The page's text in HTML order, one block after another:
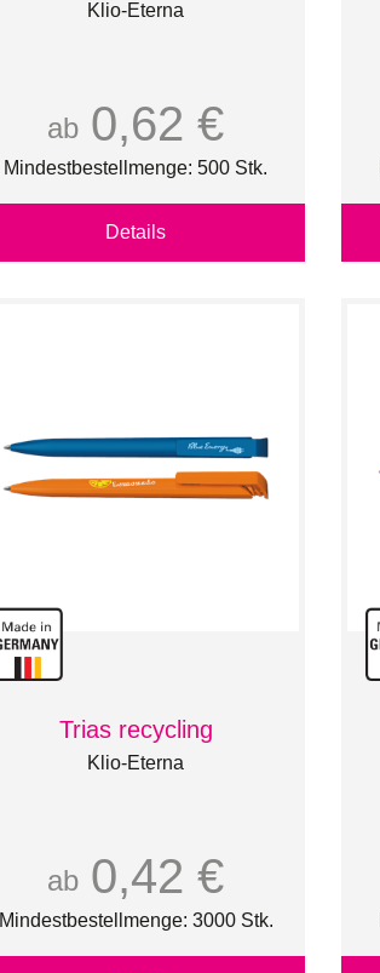
Klio-Eterna
ab 0,62 €
Mindestbestellmenge: 500 Stk.
Details
Trias recycling
Klio-Eterna
ab 0,42 €
Mindestbestellmenge: 3000 Stk.